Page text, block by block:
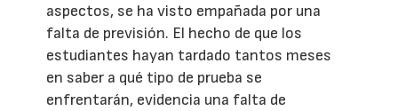
aspectos, se ha visto empañada por una
falta de previsión. El hecho de que los
estudiantes hayan tardado tantos meses
en saber a qué tipo de prueba se
enfrentarán, evidencia una falta de